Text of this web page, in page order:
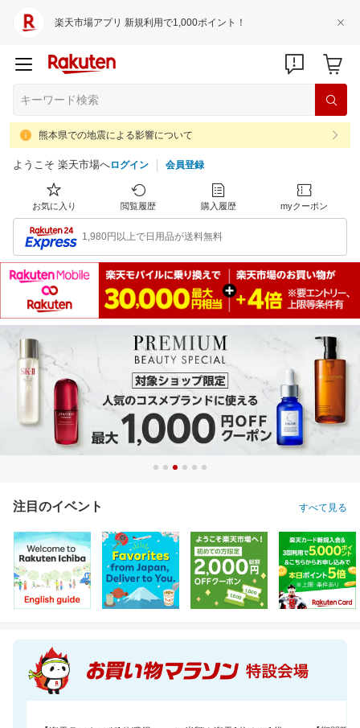
楽天市場アプリ 新規利用で1,000ポイント！
熊本県での地震による影響について
ようこそ 楽天市場へログイン 会員登録
お気に入り 閲覧履歴 購入履歴 myクーポン
1,980円以上で日用品が送料無料
注目のイベント すべて見る